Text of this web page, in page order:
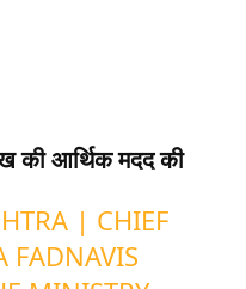
की आर्थिक मदद की
| CHIEF
FADNAVIS